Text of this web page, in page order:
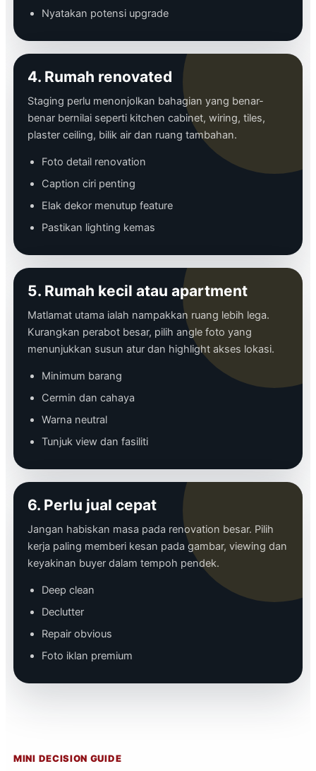
Nyatakan potensi upgrade
4. Rumah renovated
Staging perlu menonjolkan bahagian yang benar-
benar bernilai seperti kitchen cabinet, wiring, tiles,
plaster ceiling, bilik air dan ruang tambahan.
Foto detail renovation
Caption ciri penting
Elak dekor menutup feature
Pastikan lighting kemas
5. Rumah kecil atau apartment
Matlamat utama ialah nampakkan ruang lebih lega.
Kurangkan perabot besar, pilih angle foto yang
menunjukkan susun atur dan highlight akses lokasi.
Minimum barang
Cermin dan cahaya
Warna neutral
Tunjuk view dan fasiliti
6. Perlu jual cepat
Jangan habiskan masa pada renovation besar. Pilih
kerja paling memberi kesan pada gambar, viewing dan
keyakinan buyer dalam tempoh pendek.
Deep clean
Declutter
Repair obvious
Foto iklan premium
MINI DECISION GUIDE